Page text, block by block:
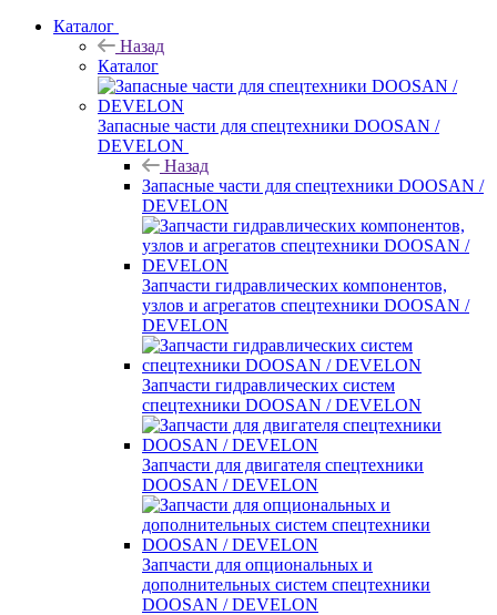
Каталог
Назад
Каталог
Запасные части для спецтехники DOOSAN /
DEVELON
Назад
Запасные части для спецтехники DOOSAN /
DEVELON
Запчасти гидравлических компонентов,
узлов и агрегатов спецтехники DOOSAN /
DEVELON
Запчасти гидравлических систем
спецтехники DOOSAN / DEVELON
Запчасти для двигателя спецтехники
DOOSAN / DEVELON
Запчасти для опциональных и
дополнительных систем спецтехники
DOOSAN / DEVELON